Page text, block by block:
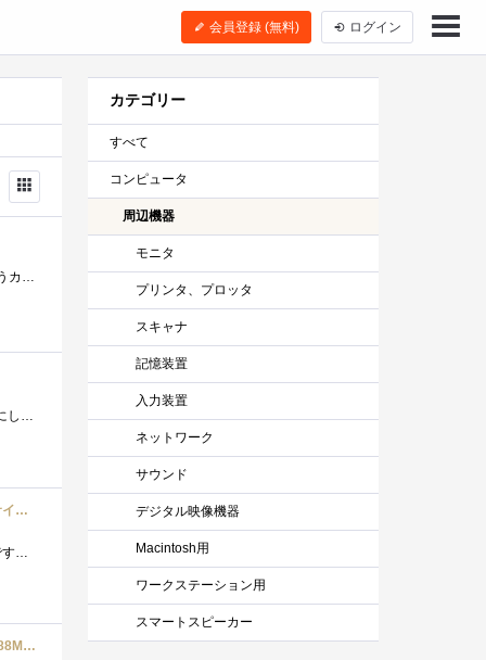
会員登録 (無料) ログイン
最近いろんなものの物価が上がってきているので、値上がり自体にはビックリはしないが、PCパーツ・周辺機器関係というカテゴリーに絞ると、値...
ヤマダ電機でソフトバンク光の１Gから１０Gに乗り換えると家電が6万円引きになるとのことだったので乗り換えることにしました。せっかく回線...
ACASIS 40Gbps 超高速 M.2SSD外付けケース Thunderbolt 4/3 usb4にのみ対応していま, 2280 M-Key/B+M Keyケースサイズをサポートエンクロージャ
【布団】≡ヾ(*ﾟ▽ﾟ)ﾉｺﾝﾁﾜｰ♪ ある日突然認識しなくなりました、速くて使い勝手が良くて気に入っていたんですが残念です。 �...
【Amazon.co.jp限定】バッファロー WiFi ルーター Wi-Fi 7 11be 無線 LAN 2.5G デュアルバンド MLO EasyMesh 5764+688Mbps ホワイト【 iPhone 17 / 17 pro 動作確認済み 】 WSR6500BE6P/NWH
カテゴリー
すべて
コンピュータ
周辺機器
モニタ
プリンタ、プロッタ
スキャナ
記憶装置
入力装置
ネットワーク
サウンド
デジタル映像機器
Macintosh用
ワークステーション用
スマートスピーカー